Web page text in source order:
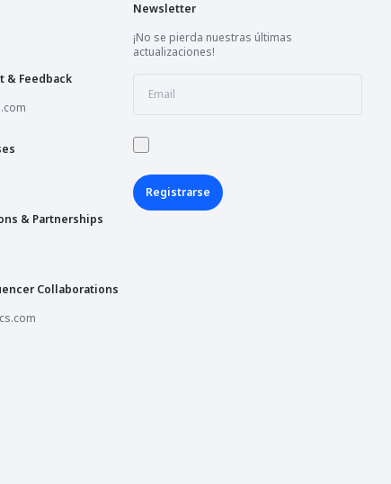
& Feedback
& Partnerships
Collaborations
Newsletter
¡No se pierda nuestras últimas
actualizaciones!
Registrarse